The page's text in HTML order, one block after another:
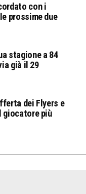
con i
prossime due
stagione a 84
già il 29
dei Flyers e
giocatore più